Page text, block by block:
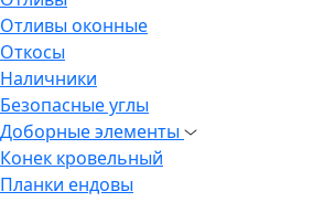
Отливы оконные
Откосы
Наличники
Безопасные углы
Доборные элементы
Конек кровельный
Планки ендовы